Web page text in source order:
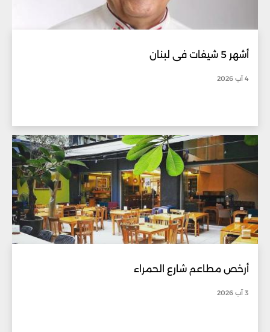
أشهر 5 شيفات في لبنان
4 آب 2026
أرخص مطاعم شارع الحمراء
3 آب 2026